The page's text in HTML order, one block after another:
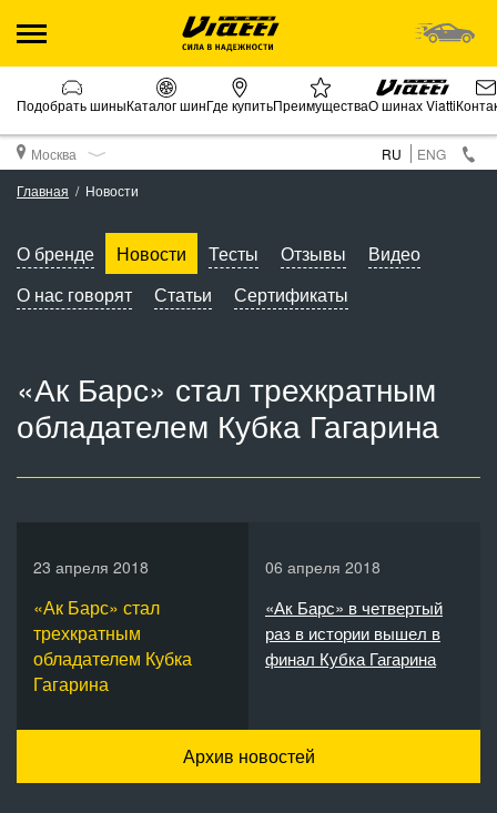
Подобрать шиныКаталог шинГде купитьПреимуществаО шинах Viatti
Москва RU
ENG
Главная
Новости
О бренде Новости Тесты Отзывы
Видео
О нас говорят
Статьи Сертификаты
«Ак Барс» стал трехкратным
обладателем Кубка Гагарина
23 апреля 2018
«Ак Барс» стал
трехкратным
обладателем Кубка
Гагарина
06 апреля 2018
«Ак Барс» в четвертый
раз в истории вышел в
финал Кубка Гагарина
Архив новостей